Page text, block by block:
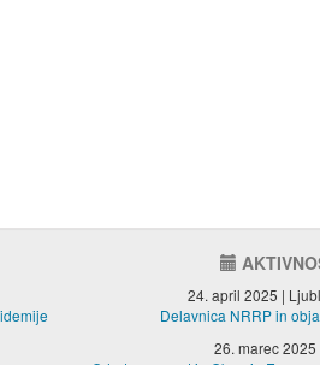
24. april 2025 |
Delavnica NRRP in
26. marec